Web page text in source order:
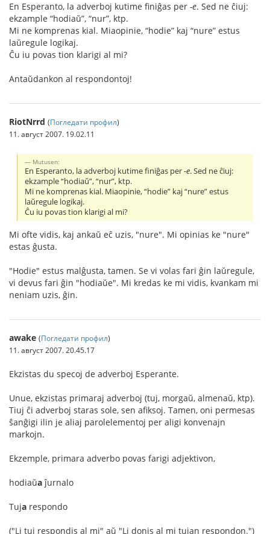
En Esperanto, la adverboj kutime finiĝas per -e. Sed ne ĉiuj:
ekzample “hodiaŭ”, “nur”, ktp.
Mi ne komprenas kial. Miaopinie, “hodie” kaj “nure” estus
laŭregule logikaj.
Ĉu iu povas tion klarigi al mi?
Antaŭdankon al respondontoj!
RiotNrrd (Погледати профил)
11. август 2007. 19.02.11
Mutusen:
En Esperanto, la adverboj kutime finiĝas per-e. Sed ne ĉiuj:
ekzample “hodiaŭ”, “nur”, ktp.
Mi ne komprenas kial. Miaopinie, “hodie” kaj “nure” estus
laŭregule logikaj.
Ĉu iu povas tion klarigi al mi?
Mi ofte vidis, kaj ankaŭ eĉ uzis, "nure". Mi opinias ke "nure"
estas ĝusta.
"Hodie" estus malĝusta, tamen. Se vi volas fari ĝin laŭregule,
vi devus fari ĝin "hodiaŭe". Mi kredas ke mi vidis, kvankam mi
neniam uzis, ĝin.
awake (Погледати профил)
11. август 2007. 20.45.17
Ekzistas du specoj de adverboj Esperante.
Unue, ekzistas primaraj adverboj (tuj, morgaŭ, almenaŭ, ktp).
Tiuj ĉi adverboj staras sole, sen afiksoj. Tamen, oni permesas
ŝanĝigi ilin je aliaj parolelementoj per aligi konvenajn
markojn.
Ekzemple, primara adverbo povas farigi adjektivon,
hodiaŭaĵurnalo
Tuja respondo
("Li tuj respondis al mi" aŭ "Li donis al mi tujan respondon.")